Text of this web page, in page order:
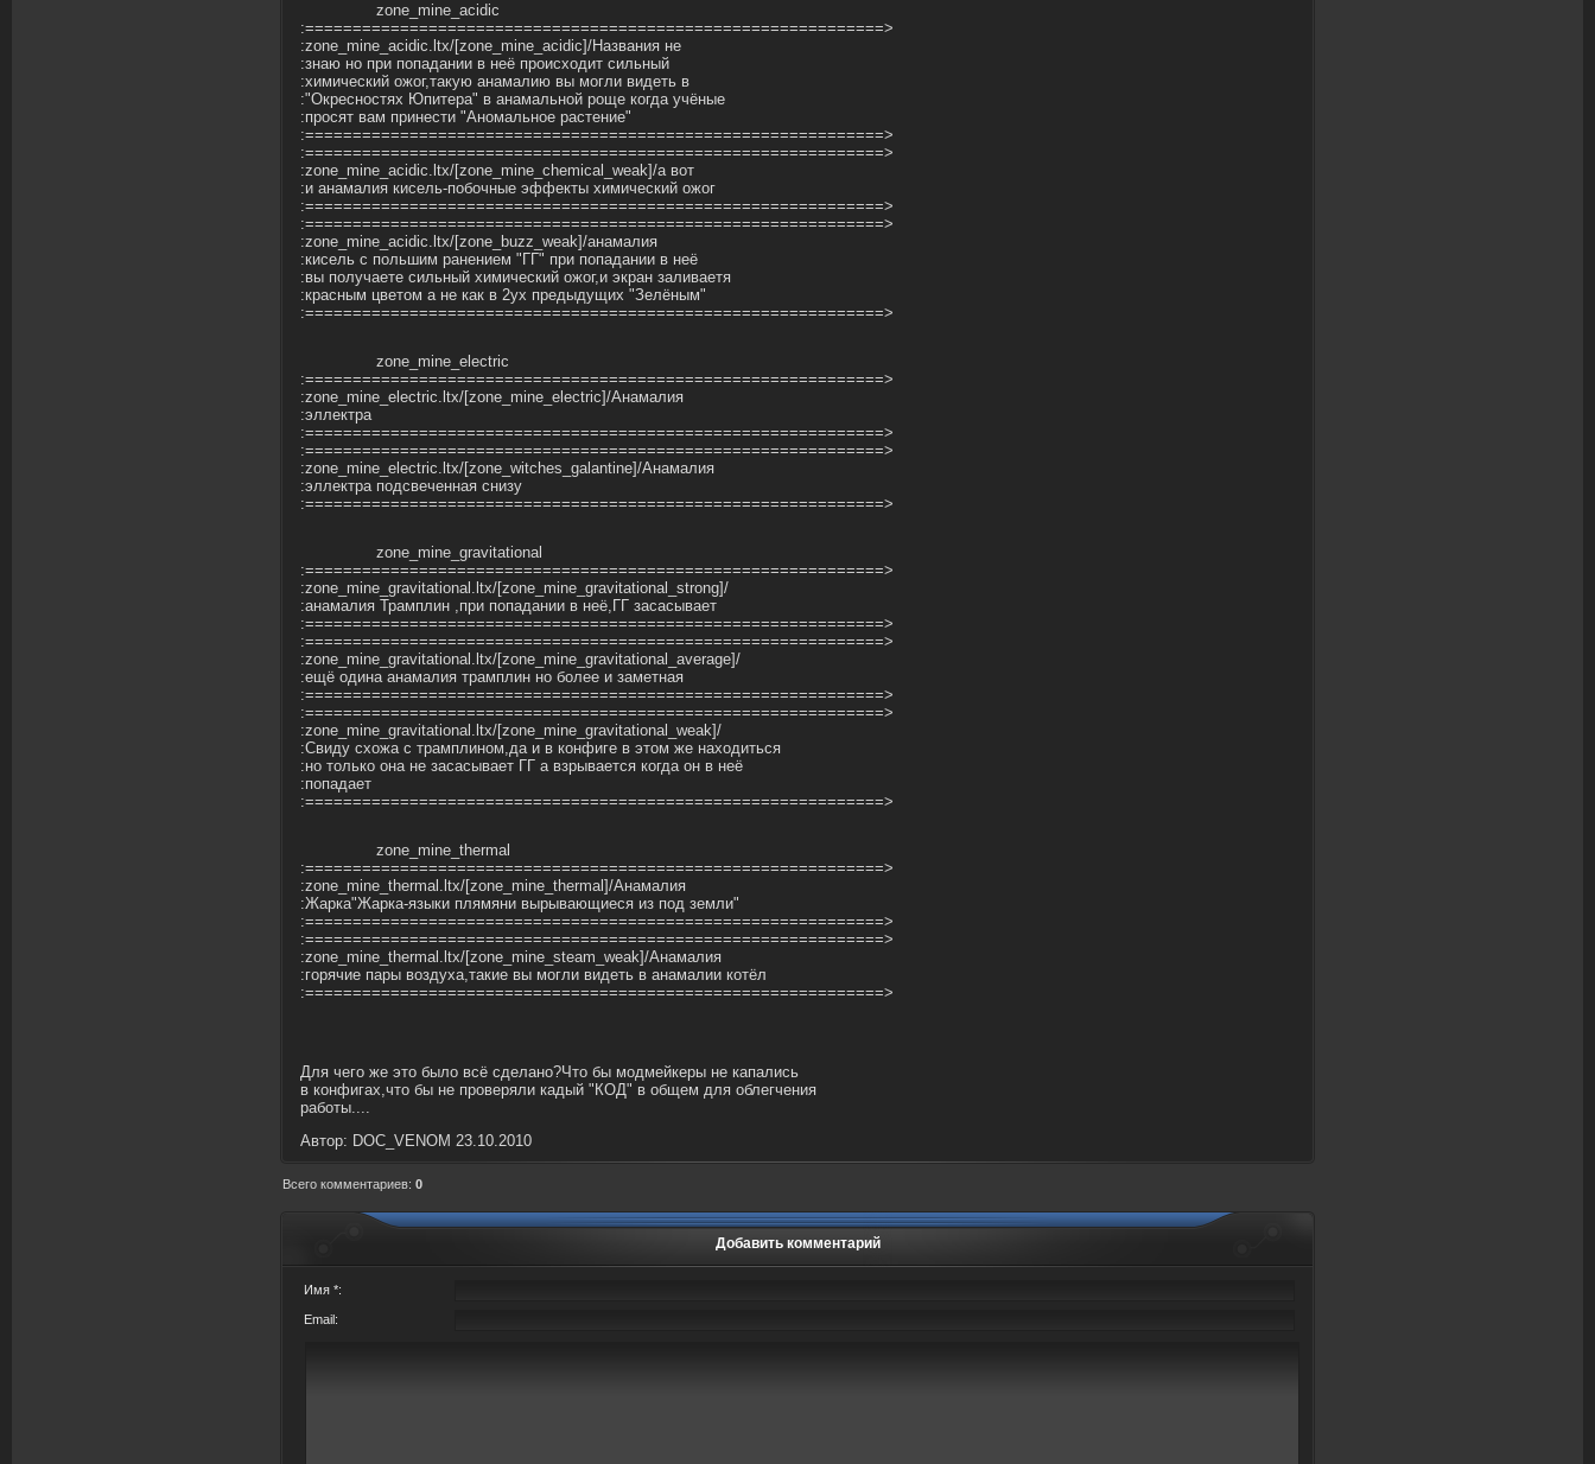
zone_mine_acidic
:=============================================================>
:zone_mine_acidic.ltx/[zone_mine_acidic]/Названия не
:знаю но при попадании в неё происходит сильный
:химический ожог,такую анамалию вы могли видеть в
:"Окресностях Юпитера" в анамальной роще когда учёные
:просят вам принести "Аномальное растение"
:=============================================================>
:=============================================================>
:zone_mine_acidic.ltx/[zone_mine_chemical_weak]/а вот
:и анамалия кисель-побочные эффекты химический ожог
:=============================================================>
:=============================================================>
:zone_mine_acidic.ltx/[zone_buzz_weak]/анамалия
:кисель с польшим ранением "ГГ" при попадании в неё
:вы получаете сильный химический ожог,и экран заливаетя
:красным цветом а не как в 2ух предыдущих "Зелёным"
:=============================================================>
zone_mine_electric
:=============================================================>
:zone_mine_electric.ltx/[zone_mine_electric]/Анамалия
:эллектра
:=============================================================>
:=============================================================>
:zone_mine_electric.ltx/[zone_witches_galantine]/Анамалия
:эллектра подсвеченная снизу
:=============================================================>
zone_mine_gravitational
:=============================================================>
:zone_mine_gravitational.ltx/[zone_mine_gravitational_strong]/
:анамалия Трамплин ,при попадании в неё,ГГ засасывает
:=============================================================>
:=============================================================>
:zone_mine_gravitational.ltx/[zone_mine_gravitational_average]/
:ещё одина анамалия трамплин но более и заметная
:=============================================================>
:=============================================================>
:zone_mine_gravitational.ltx/[zone_mine_gravitational_weak]/
:Свиду схожа с трамплином,да и в конфиге в этом же находиться
:но только она не засасывает ГГ а взрывается когда он в неё
:попадает
:=============================================================>
zone_mine_thermal
:=============================================================>
:zone_mine_thermal.ltx/[zone_mine_thermal]/Анамалия
:Жарка"Жарка-языки плямяни вырывающиеся из под земли"
:=============================================================>
:=============================================================>
:zone_mine_thermal.ltx/[zone_mine_steam_weak]/Анамалия
:горячие пары воздуха,такие вы могли видеть в анамалии котёл
:=============================================================>
Для чего же это было всё сделано?Что бы модмейкеры не капались
в конфигах,что бы не проверяли кадый "КОД" в общем для облегчения
работы....
Автор: DOC_VENOM 23.10.2010
Всего комментариев: 0
Добавить комментарий
Имя *:
Email: